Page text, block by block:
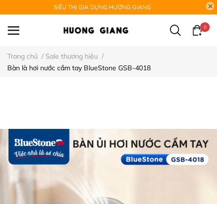
SIÊU THỊ GIA DỤNG HƯƠNG GIANG
0
Trang chủ / Sale thương hiệu /
Bàn là hơi nước cầm tay BlueStone GSB-4018